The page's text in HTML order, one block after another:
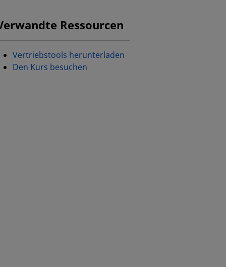
Ressourcen
Vertriebstools herunterladen
Den Kurs besuchen